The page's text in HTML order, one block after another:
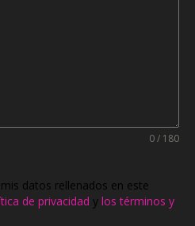
0 / 180
datos rellenados en este
de privacidad y los términos y